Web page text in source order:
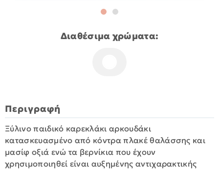
Διαθέσιμα χρώματα:
Περιγραφή
Ξύλινο παιδικό καρεκλάκι αρκουδάκι
κατασκευασμένο από κόντρα πλακέ θαλάσσης και
μασίφ οξιά ενώ τα βερνίκια που έχουν
χρησιμοποιηθεί είναι αυξημένης αντιχαρακτικής